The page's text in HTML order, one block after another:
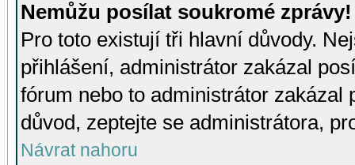
Nemůžu posílat soukromé zprávy!
Pro toto existují tři hlavní důvody.
přihlášení, administrátor zakázal
fórum nebo to administrátor zakázal
důvod, zeptejte se administrátora,
Návrat nahoru